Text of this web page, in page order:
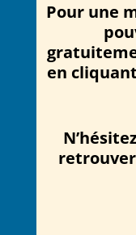
Pour une
en